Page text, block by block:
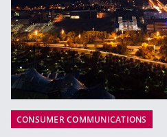
CONSUMER COMMUNICATIONS